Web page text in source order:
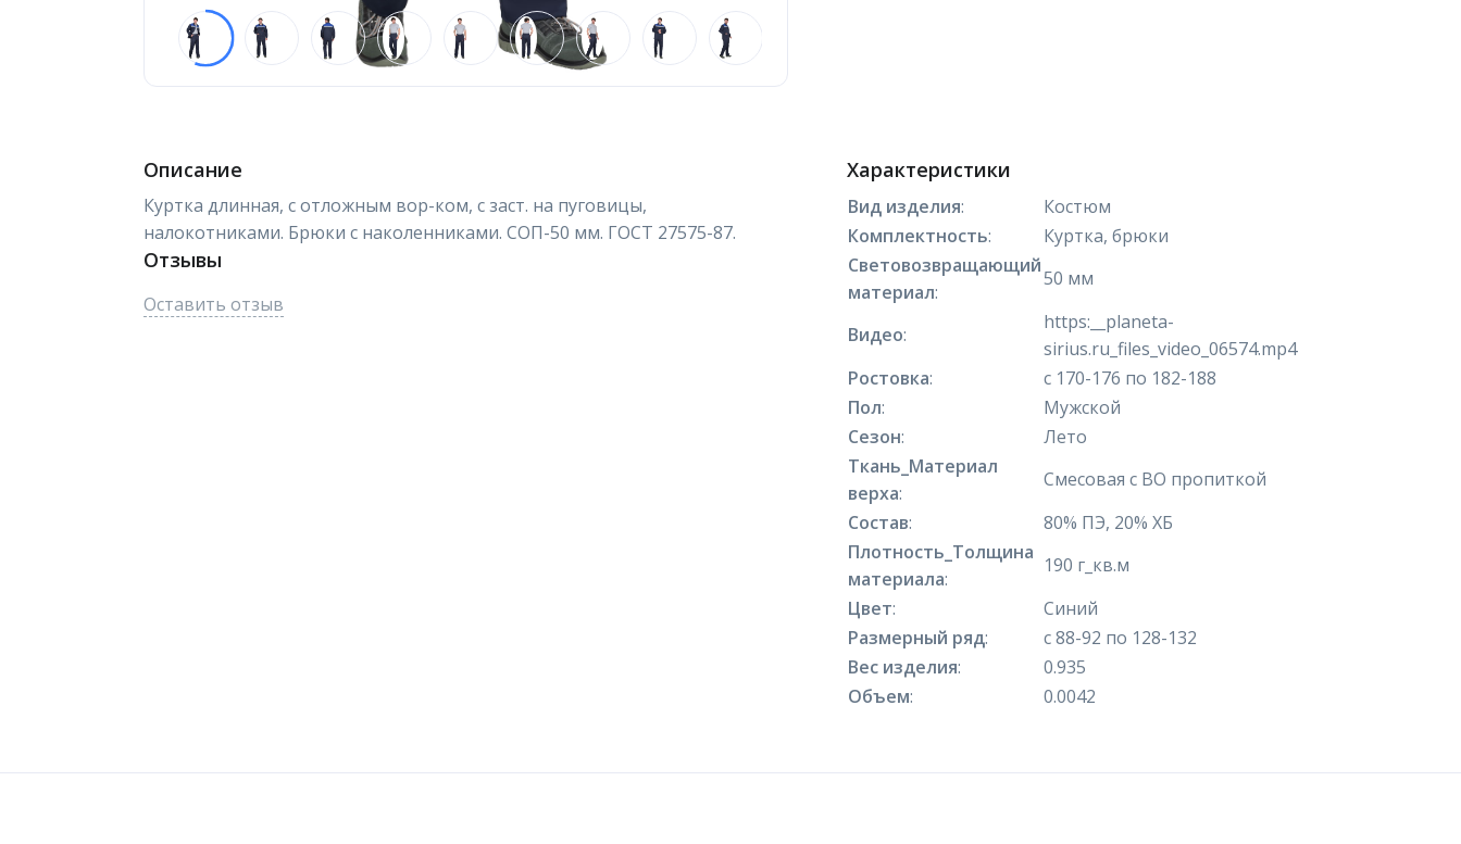
Описание
Куртка длинная, с отложным вор-ком, с заст. на пуговицы,
налокотниками. Брюки с наколенниками. СОП-50 мм. ГОСТ 27575-87.
Отзывы
Оставить отзыв
Характеристики
Вид изделия:
Костюм
Комплектность:
Куртка, брюки
Световозвращающий
материал:
50 мм
Видео:
https:__planeta-
sirius.ru_files_video_06574.mp4
Ростовка:
с 170-176 по 182-188
Пол:
Мужской
Сезон:
Лето
Ткань_Материал
верха:
Смесовая с ВО пропиткой
Состав:
80% ПЭ, 20% ХБ
Плотность_Толщина
материала:
190 г_кв.м
Цвет:
Синий
Размерный ряд:
с 88-92 по 128-132
Вес изделия:
0.935
Объем: 0.0042